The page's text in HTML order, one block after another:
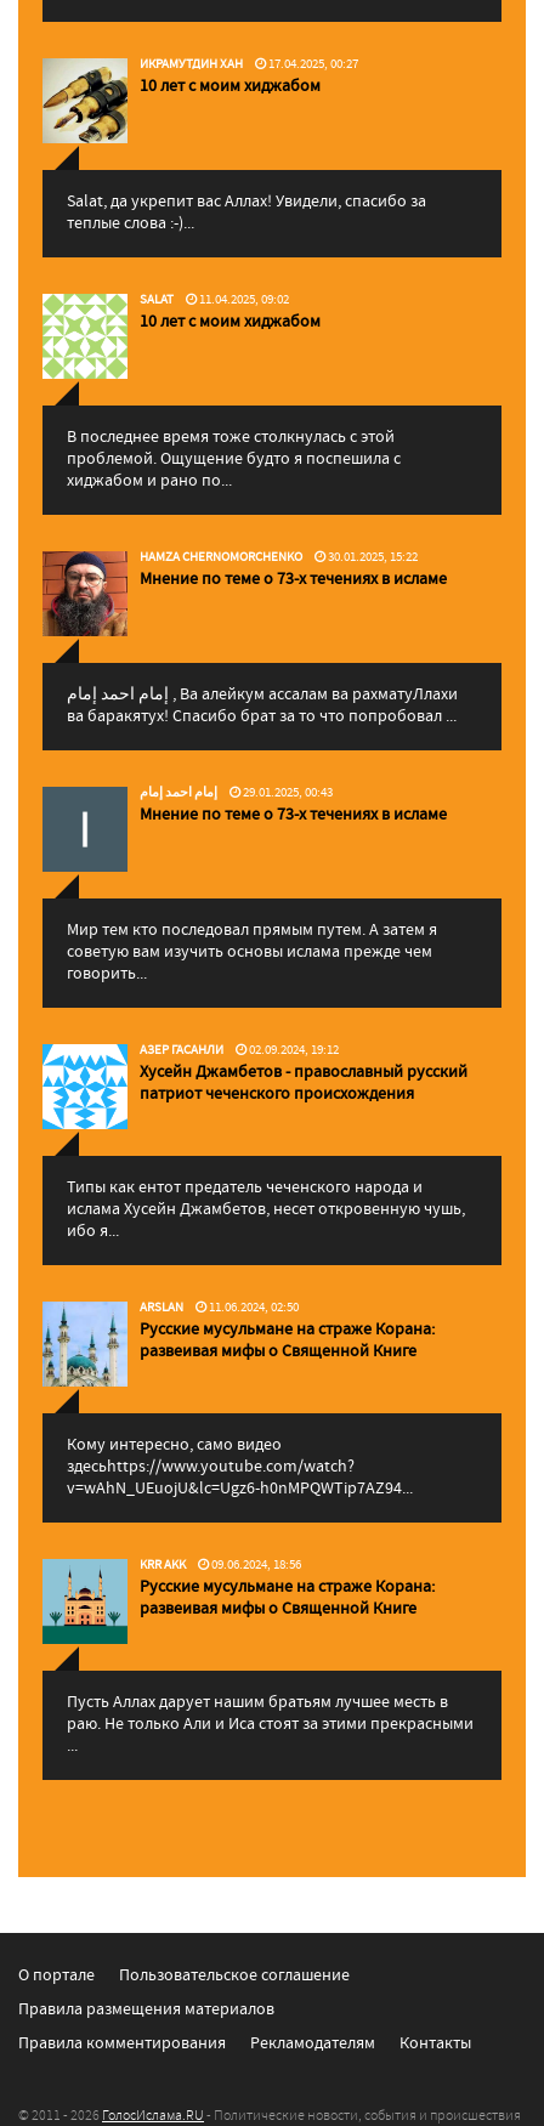
ИКРАМУТДИН ХАН 17.04.2025, 00:27
10 лет с моим хиджабом
Salat, да укрепит вас Аллаx! Увидели, спасибо за
теплые слова :-)...
SALAT 11.04.2025, 09:02
10 лет с моим хиджабом
В последнее время тоже столкнулась с этой
проблемой. Ощущение будто я поспешила с
хиджабом и рано по...
HAMZA CHERNOMORCHENKO 30.01.2025, 15:22
Мнение по теме о 73-х течениях в исламе
إمام احمد إمام , Ва алейкум ассалам ва рахматуЛлахи
ва баракятух! Спасибо брат за то что попробовал ...
إمام احمد إمام 29.01.2025, 00:43
Мнение по теме о 73-х течениях в исламе
Мир тем кто последовал прямым путем. А затем я
советую вам изучить основы ислама прежде чем
говорить...
АЗЕР ГАСАНЛИ 02.09.2024, 19:12
Хусейн Джамбетов - православный русский
патриот чеченского происхождения
Типы как ентот предатель чеченского народа и
ислама Хусейн Джамбетов, несет откровенную чушь,
ибо я...
ARSLAN 11.06.2024, 02:50
Русские мусульмане на страже Корана:
pазвеивая мифы о Священной Книге
Кому интересно, само видео
здесьhttps://www.youtube.com/watch?
v=wAhN_UEuojU&lc=Ugz6-h0nMPQWTip7AZ94...
KRR AKK 09.06.2024, 18:56
Русские мусульмане на страже Корана:
pазвеивая мифы о Священной Книге
Пусть Аллах дарует нашим братьям лучшее месть в
раю. Не только Али и Иса стоят за этими прекрасными
...
О портале
Пользовательское соглашение
Правила размещения материалов
Правила комментирования
Рекламодателям Контакты
© 2011 - 2026 ГолосИслама.RU - Политические новости, события и происшествия